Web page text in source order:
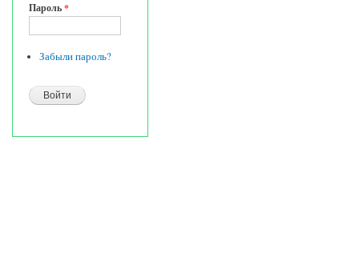
Пароль*
Забыли пароль?